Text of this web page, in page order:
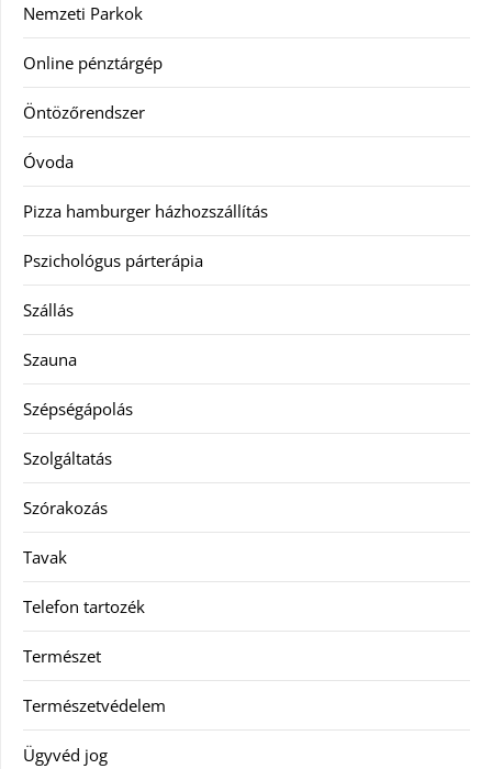
Nemzeti Parkok
Online pénztárgép
Öntözőrendszer
Óvoda
Pizza hamburger házhozszállítás
Pszichológus párterápia
Szállás
Szauna
Szépségápolás
Szolgáltatás
Szórakozás
Tavak
Telefon tartozék
Természet
Természetvédelem
Ügyvéd jog